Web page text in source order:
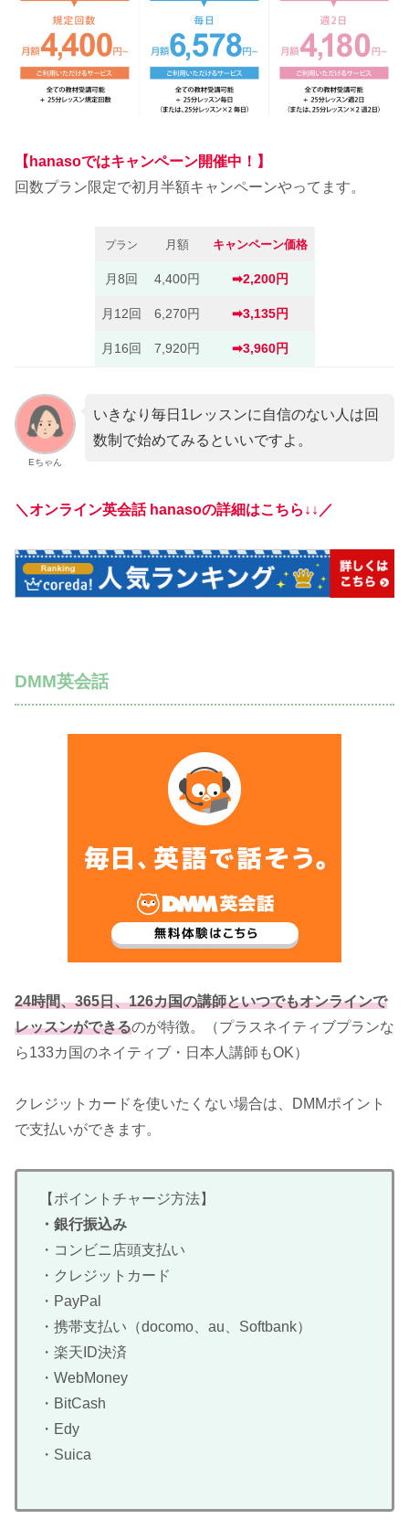
【hanasoではキャンペーン開催中！】
回数プラン限定で初月半額キャンペーンやってます。
プラン 月額 キャンペーン価格
月8回 4,400円 ➡︎2,200円
月12回 6,270円 ➡︎3,135円
月16回 7,920円 ➡︎3,960円
Eちゃん
いきなり毎日1レッスンに自信のない人は回
数制で始めてみるといいですよ。
＼ オンライン英会話 hanasoの詳細はこちら↓↓／
DMM英会話
24時間、365日、126カ国の講師といつでもオンラインで
レッスンができるのが特徴。（プラスネイティブプランな
ら133カ国のネイティブ・日本人講師もOK）
クレジットカードを使いたくない場合は、DMMポイント
で支払いができます。
【ポイントチャージ方法】
・銀行振込み
・コンビニ店頭支払い
・クレジットカード
・PayPal
・携帯支払い（docomo、au、Softbank）
・楽天ID決済
・WebMoney
・BitCash
・Edy
・Suica